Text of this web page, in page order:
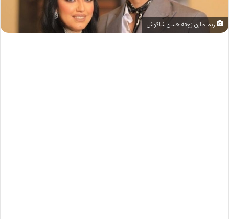
ريم طارق زوجة حسن شاكوش